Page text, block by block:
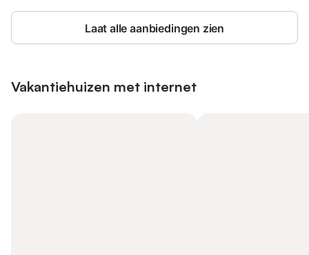
Laat alle aanbiedingen zien
Vakantiehuizen met internet